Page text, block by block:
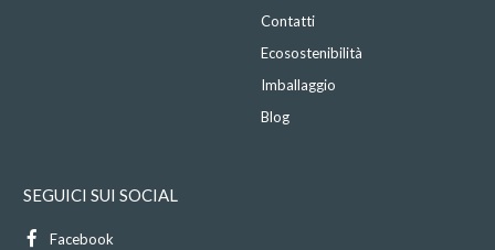
Contatti
Ecosostenibilità
Imballaggio
Blog
SEGUICI SUI SOCIAL
Facebook